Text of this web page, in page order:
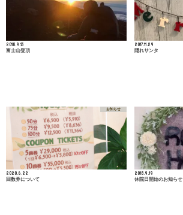
2018.9.13
富士山登頂
2017.11.29
隠れサンタ
お知らせ
2020.6.22
回数券について
2018.9.19
休院日開始のお知らせ